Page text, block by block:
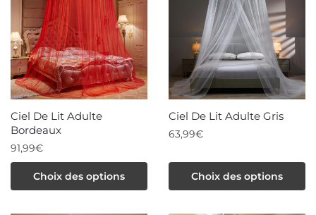
Ciel De Lit Adulte
Bordeaux
91,99€
Choix des options
produit
Ciel De Lit Adulte Gris
63,99€
Choix des options
produit
a